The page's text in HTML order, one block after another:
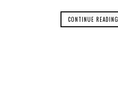
CONTINUE READING